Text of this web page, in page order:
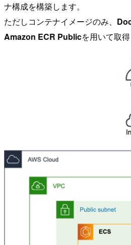
ナ構成を構築します。
ただしコンテナイメージのみ、
Amazon ECR Publicを用いて取得